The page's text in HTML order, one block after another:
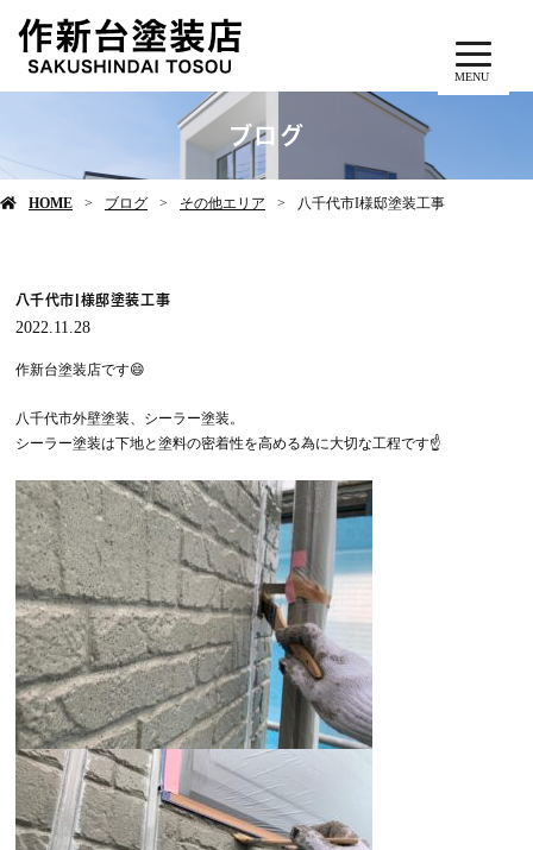
MENU
ブログ
HOME ブログ その他エリア 八千代市I様邸塗装工事
八千代市I様邸塗装工事
2022.11.28
作新台塗装店です😄
八千代市外壁塗装、シーラー塗装。
シーラー塗装は下地と塗料の密着性を高める為に大切な工程です☝️